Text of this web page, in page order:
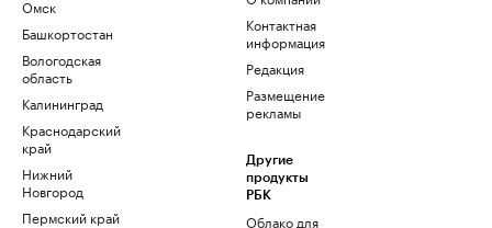
Омск
Башкортостан
Вологодская
область
Калининград
Краснодарский
край
Нижний
Новгород
Пермский край
Контактная
информация
Редакция
Размещение
рекламы
Другие
продукты
РБК
Облако для